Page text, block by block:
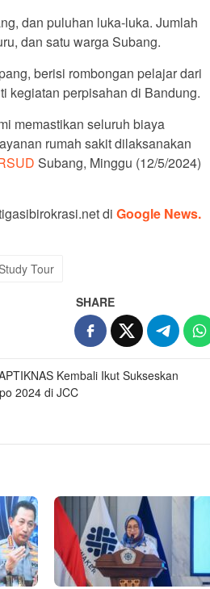
dan puluhan luka-luka. Jumlah
dan satu warga Subang.
berisi rombongan pelajar dari
kegiatan perpisahan di Bandung.
memastikan seluruh biaya
rumah sakit dilaksanakan
Subang, Minggu (12/5/2024)
di Google News.
Tour
SHARE
Kembali Ikut Sukseskan
2024 di JCC